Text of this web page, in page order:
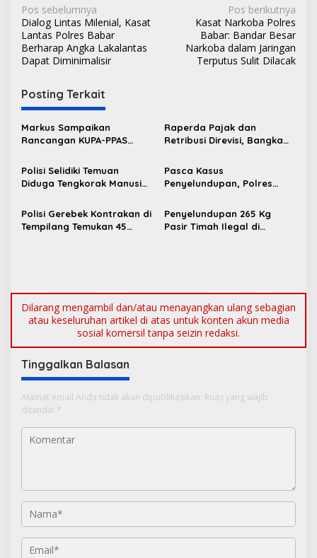
N
a
v
i
g
a
s
i
p
o
s
Pos sebelumnya
Dialog Lintas Milenial, Kasat
Lantas Polres Babar
Berharap Angka Lakalantas
Dapat Diminimalisir
Pos berikutnya
Kasat Narkoba Polres
Babar: Bandar Besar
Narkoba dalam Jaringan
Terputus Sulit Dilacak
Posting Terkait
Markus Sampaikan
Rancangan KUPA-PPAS
DPRD Bangka Barat
Raperda Pajak dan
Retribusi Direvisi, Bangka
Retribusi Baru
Polisi Selidiki Temuan
Diduga Tengkorak Manusia
Pasca Kasus
Penyelundupan, Polres
Sinergi Pengamanan di
Pelabuhan Tanjung Kalian
Polisi Gerebek Kontrakan di
Tempilang Temukan 45
Penyelundupan 265 Kg
Pasir Timah Ilegal di
Dilarang mengambil dan/atau menayangkan ulang sebagian
atau keseluruhan artikel di atas untuk konten akun media
sosial komersil tanpa seizin redaksi.
Tinggalkan Balasan
Alamat email Anda tidak akan dipublikasikan. Ruas yang wajib
ditandai *